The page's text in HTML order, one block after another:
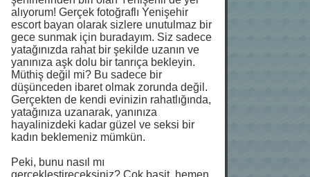
alıyorum! Gerçek fotoğraflı Yenişehir
escort bayan olarak sizlere unutulmaz bir
gece sunmak için buradayım. Siz sadece
yatağınızda rahat bir şekilde uzanın ve
yanınıza aşk dolu bir tanrıça bekleyin.
Müthiş değil mi? Bu sadece bir
düşünceden ibaret olmak zorunda değil.
Gerçekten de kendi evinizin rahatlığında,
yatağınıza uzanarak, yanınıza
hayalinizdeki kadar güzel ve seksi bir
kadın beklemeniz mümkün.
Peki, bunu nasıl mı
gerçekleştireceksiniz? Çok basit, hemen